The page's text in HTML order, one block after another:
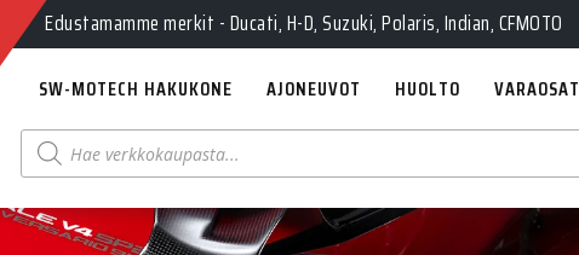
Edustamamme merkit - Ducati, H-D, Suzuki, Polaris, Indian, CFMOTO
SW-MOTECH HAKUKONE AJONEUVOT HUOLTO VARAOSAT
Products
search